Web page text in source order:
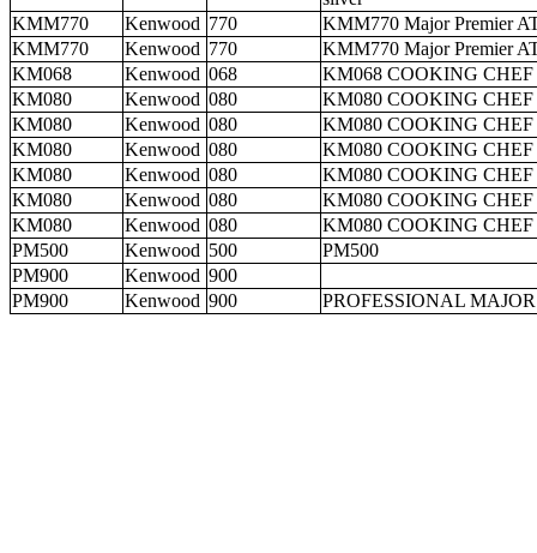
KMM770
Kenwood 770
KMM770 Major Premier
KMM770
Kenwood 770
KMM770 Major Premier
KM068
Kenwood 068
KM068 COOKING CHEF
KM080
Kenwood 080
KM080 COOKING CHEF
KM080
Kenwood 080
KM080 COOKING CHEF
KM080
Kenwood 080
KM080 COOKING CHEF
KM080
Kenwood 080
KM080 COOKING CHEF
KM080
Kenwood 080
KM080 COOKING CHEF
KM080
Kenwood 080
KM080 COOKING CHEF
PM500
Kenwood 500
PM500
PM900
Kenwood 900
PM900
Kenwood 900 PROFESSIONAL MAJOR